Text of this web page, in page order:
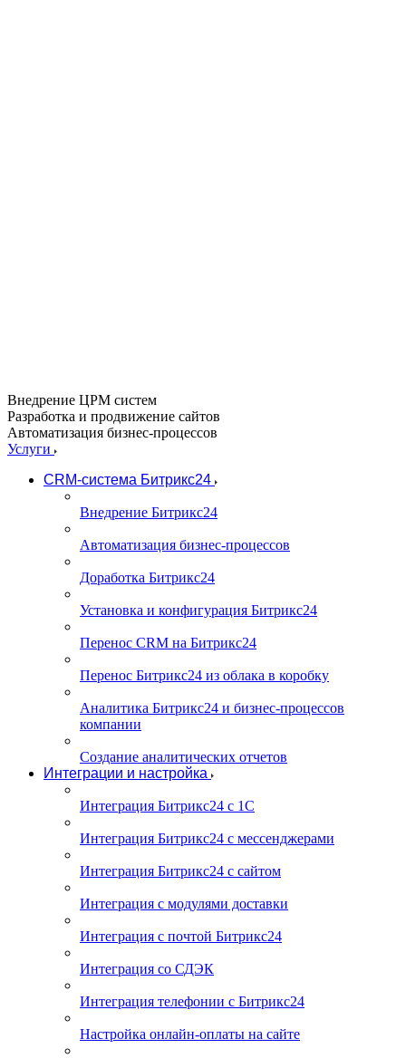
Внедрение ЦРМ систем
Разработка и продвижение сайтов
Автоматизация бизнес-процессов
Услуги
CRM-система Битрикс24
Внедрение Битрикс24
Автоматизация бизнес-процессов
Доработка Битрикс24
Установка и конфигурация Битрикс24
Перенос CRM на Битрикс24
Перенос Битрикс24 из облака в коробку
Аналитика Битрикс24 и бизнес-процессов
компании
Создание аналитических отчетов
Интеграции и настройка
Интеграция Битрикс24 с 1С
Интеграция Битрикс24 с мессенджерами
Интеграция Битрикс24 с сайтом
Интеграция с модулями доставки
Интеграция с почтой Битрикс24
Интеграция со СДЭК
Интеграция телефонии с Битрикс24
Настройка онлайн-оплаты на сайте